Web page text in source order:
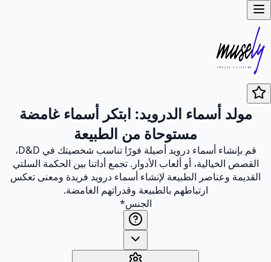
مولد أسماء الدرويد: ابتكر أسماء غامضة
مستوحاة من الطبيعة
قم بإنشاء أسماء درويد أصيلة فورًا تناسب شخصيتك في D&D،
القصص الخيالية، أو ألعاب الأدوار. تجمع أداتنا بين الحكمة السلتي
القديمة وعناصر الطبيعة لإنشاء أسماء درويد فريدة ومعنى تعكس
ارتباطهم بالطبيعة وقدراتهم الغامضة.
الجنس*